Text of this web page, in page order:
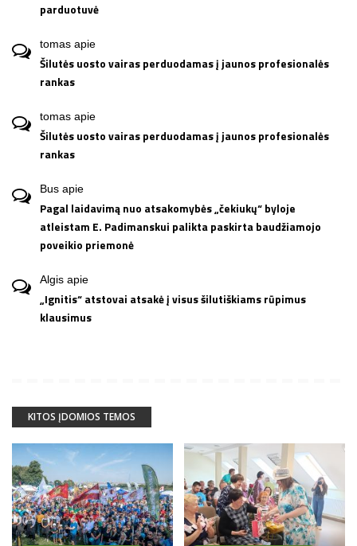
parduotuvė
tomas apie
Šilutės uosto vairas perduodamas į jaunos profesionalės
rankas
tomas apie
Šilutės uosto vairas perduodamas į jaunos profesionalės
rankas
Bus apie
Pagal laidavimą nuo atsakomybės „čekiukų“ byloje
atleistam E. Padimanskui palikta paskirta baudžiamojo
poveikio priemonė
Algis apie
„Ignitis“ atstovai atsakė į visus šilutiškiams rūpimus
klausimus
KITOS ĮDOMIOS TEMOS